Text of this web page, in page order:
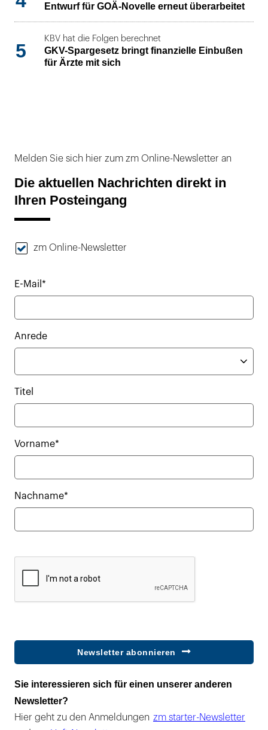
Entwurf für GOÄ-Novelle erneut überarbeitet
5
KBV hat die Folgen berechnet
GKV-Spargesetz bringt finanzielle Einbußen
für Ärzte mit sich
Melden Sie sich hier zum zm Online-Newsletter an
Die aktuellen Nachrichten direkt in
Ihren Posteingang
zm Online-Newsletter
E-Mail*
Anrede
Titel
Vorname*
Nachname*
Newsletter abonnieren
Sie interessieren sich für einen unserer anderen
Newsletter?
Hier geht zu den Anmeldungen zm starter-Newsletter